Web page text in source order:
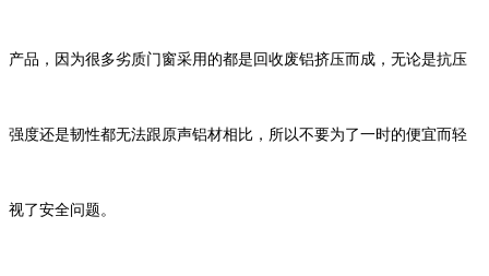
产品，因为很多劣质门窗采用的都是回收废铝挤压而成，无论是抗压
强度还是韧性都无法跟原声铝材相比，所以不要为了一时的便宜而轻
视了安全问题。